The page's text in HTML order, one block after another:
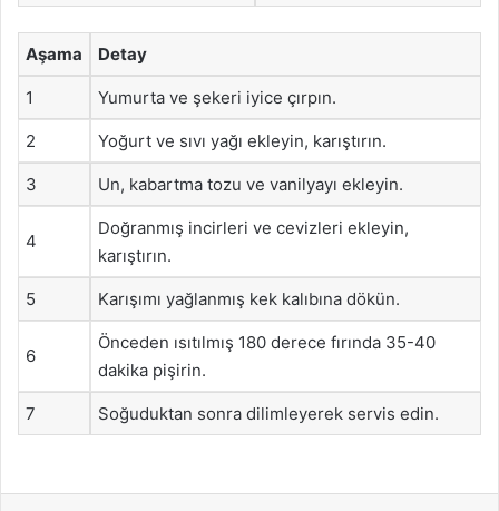
Aşama Detay
1 Yumurta ve şekeri iyice çırpın.
2 Yoğurt ve sıvı yağı ekleyin, karıştırın.
3 Un, kabartma tozu ve vanilyayı ekleyin.
4
Doğranmış incirleri ve cevizleri ekleyin,
karıştırın.
5 Karışımı yağlanmış kek kalıbına dökün.
6
Önceden ısıtılmış 180 derece fırında 35-40
dakika pişirin.
7 Soğuduktan sonra dilimleyerek servis edin.